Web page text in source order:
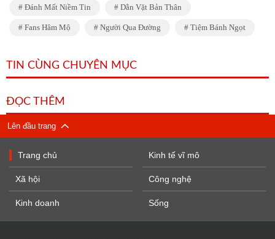
Đánh Mất Niềm Tin Dằn Vặt Bản Thân
Fans Hâm Mộ Người Qua Đường Tiệm Bánh Ngọt
TIN CÙNG CHUYÊN MỤC
ĐỌC THÊM
Lên đầu trang
Trang chủ
Xã hội
Kinh doanh
Kinh tế vĩ mô
Công nghệ
Sống